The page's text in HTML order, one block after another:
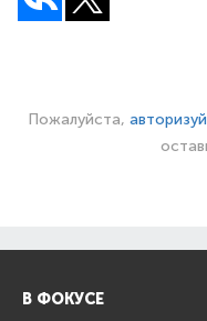
Пожалуйста,
В ФОКУСЕ